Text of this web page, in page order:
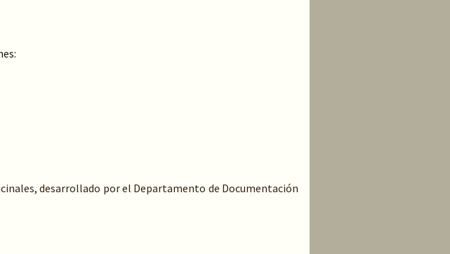
desarrollado por el Departamento de Documentación